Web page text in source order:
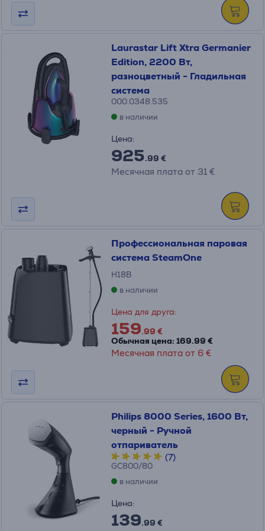
Laurastar Lift Xtra Germanier
Edition, 2200 Вт,
разноцветный - Гладильная
система
000.0348.535
в наличии
Цена:
925.99 €
Месячная плата от 31 €
Профессиональная паровая
система SteamOne
H18B
в наличии
Цена для друга:
159.99 €
Обычная цена: 169.99 €
Месячная плата от 6 €
Philips 8000 Series, 1600 Вт,
черный - Ручной
отпариватель
(7)
GC800/80
в наличии
Цена:
139.99 €